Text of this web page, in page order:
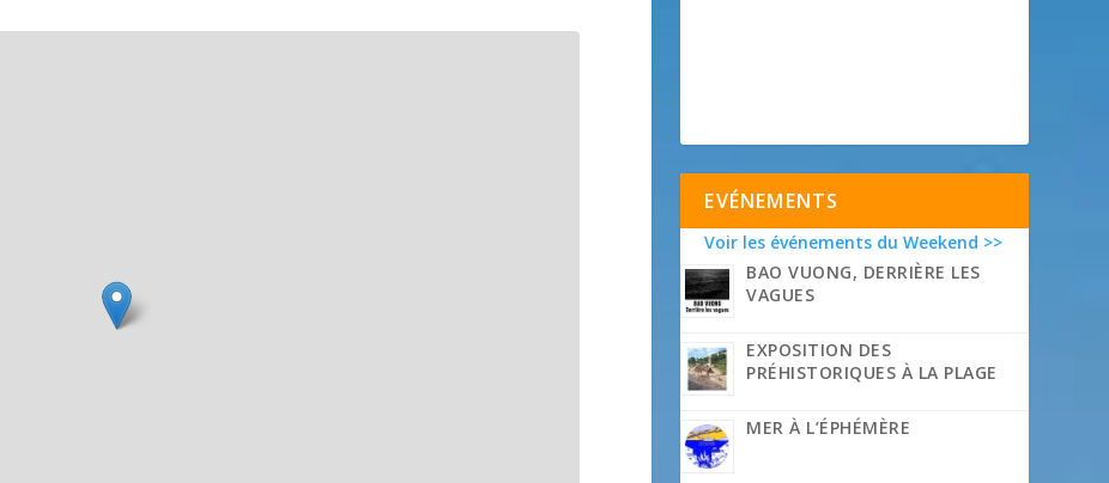
EVÉNEMENTS
Voir les événements du Weekend >>
BAO VUONG, DERRIÈRE LES
VAGUES
EXPOSITION DES
PRÉHISTORIQUES À LA PLAGE
MER À L’ÉPHÉMÈRE